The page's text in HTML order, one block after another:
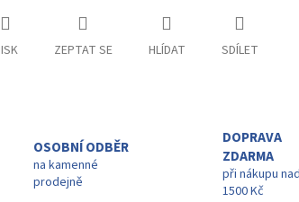
ZEPTAT SE HLÍDAT SDÍLET
OSOBNÍ ODBĚR
na kamenné
prodejně
DOPRAVA
ZDARMA
při nákupu nad
1500 Kč